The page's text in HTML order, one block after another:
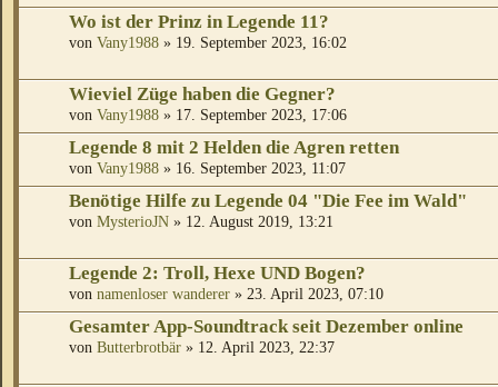
Wo ist der Prinz in Legende 11?
von Vany1988 » 19. September 2023, 16:02
Wieviel Züge haben die Gegner?
von Vany1988 » 17. September 2023, 17:06
Legende 8 mit 2 Helden die Agren retten
von Vany1988 » 16. September 2023, 11:07
Benötige Hilfe zu Legende 04 "Die Fee im Wald"
von MysterioJN » 12. August 2019, 13:21
Legende 2: Troll, Hexe UND Bogen?
von namenloser wanderer » 23. April 2023, 07:10
Gesamter App-Soundtrack seit Dezember online
von Butterbrotbär » 12. April 2023, 22:37